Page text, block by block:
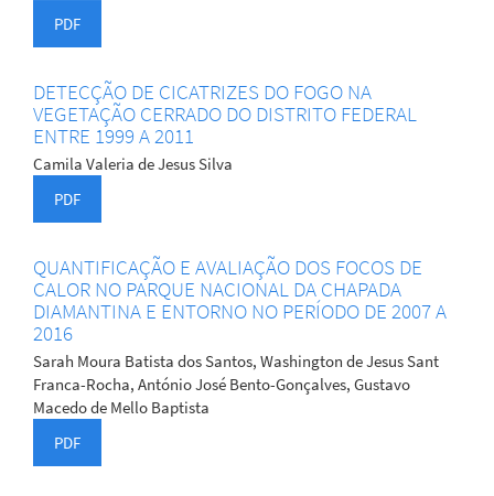
PDF
DETECÇÃO DE CICATRIZES DO FOGO NA
VEGETAÇÃO CERRADO DO DISTRITO FEDERAL
ENTRE 1999 A 2011
Camila Valeria de Jesus Silva
PDF
QUANTIFICAÇÃO E AVALIAÇÃO DOS FOCOS DE
CALOR NO PARQUE NACIONAL DA CHAPADA
DIAMANTINA E ENTORNO NO PERÍODO DE 2007 A
2016
Sarah Moura Batista dos Santos, Washington de Jesus Sant
Franca-Rocha, António José Bento-Gonçalves, Gustavo
Macedo de Mello Baptista
PDF